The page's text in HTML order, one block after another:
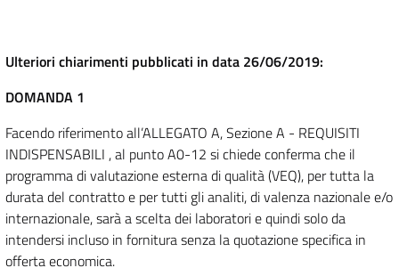
Ulteriori chiarimenti pubblicati in data 26/06/2019:
DOMANDA 1
Facendo riferimento all’ALLEGATO A, Sezione A - REQUISITI
INDISPENSABILI , al punto A0-12 si chiede conferma che il
programma di valutazione esterna di qualità (VEQ), per tutta la
durata del contratto e per tutti gli analiti, di valenza nazionale e/o
internazionale, sarà a scelta dei laboratori e quindi solo da
intendersi incluso in fornitura senza la quotazione specifica in
offerta economica.